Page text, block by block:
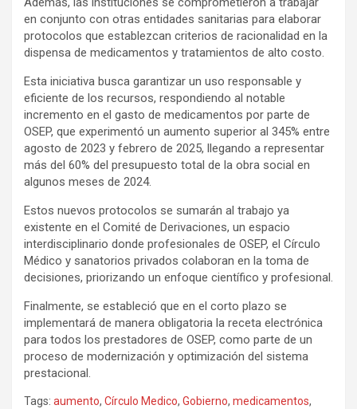
en conjunto con otras entidades sanitarias para elaborar
protocolos que establezcan criterios de racionalidad en la
dispensa de medicamentos y tratamientos de alto costo.
Esta iniciativa busca garantizar un uso responsable y
eficiente de los recursos, respondiendo al notable
incremento en el gasto de medicamentos por parte de
OSEP, que experimentó un aumento superior al 345% entre
agosto de 2023 y febrero de 2025, llegando a representar
más del 60% del presupuesto total de la obra social en
algunos meses de 2024.
Estos nuevos protocolos se sumarán al trabajo ya
existente en el Comité de Derivaciones, un espacio
interdisciplinario donde profesionales de OSEP, el Círculo
Médico y sanatorios privados colaboran en la toma de
decisiones, priorizando un enfoque científico y profesional.
Finalmente, se estableció que en el corto plazo se
implementará de manera obligatoria la receta electrónica
para todos los prestadores de OSEP, como parte de un
proceso de modernización y optimización del sistema
prestacional.
Tags: aumento, Círculo Medico, Gobierno, medicamentos,